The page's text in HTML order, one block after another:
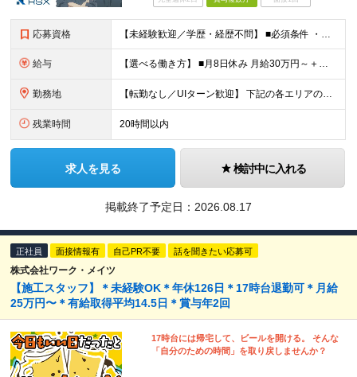
応募資格 【未経験歓迎／学歴・経歴不問】 ■必須条件 ・普通自動車免許（AT限定可）のみ 特別なスキルや経験は一切不要。 実際に、社員の9割以上が未経験スタートです。 「工具を触ったことがない」 「現場仕
給与 【選べる働き方】 ■月8日休み 月給30万円～＋各種手当＋賞与年2回 ■月10日休み 月給27万円～＋各種手当＋賞与年2回 ※経験・能力を考慮の上、決定します ※上記にはみなし残業手当を含み、超過
勤務地 【転勤なし／UIターン歓迎】 下記の各エリアのお客様先に直行直帰 【関東圏】 ■埼玉県 ■神奈川県 ■東京都 ■千葉県 【関西圏】 ■大阪府 ■兵庫県 ★勤務地は希望を考慮します。 基本は直行
残業時間 20時間以内
求人を見る 検討中に入れる
掲載終了予定日： 2026.08.17
正社員 面接情報有 自己PR不要 話を聞きたい応募可
株式会社ワーク・メイツ
【施工スタッフ】＊未経験OK＊年休126日＊17時台退勤可＊月給
25万円〜＊有給取得平均14.5日＊賞与年2回
17時台には帰宅して、ビールを開ける。 そんな
「自分のための時間」を取り戻しませんか？